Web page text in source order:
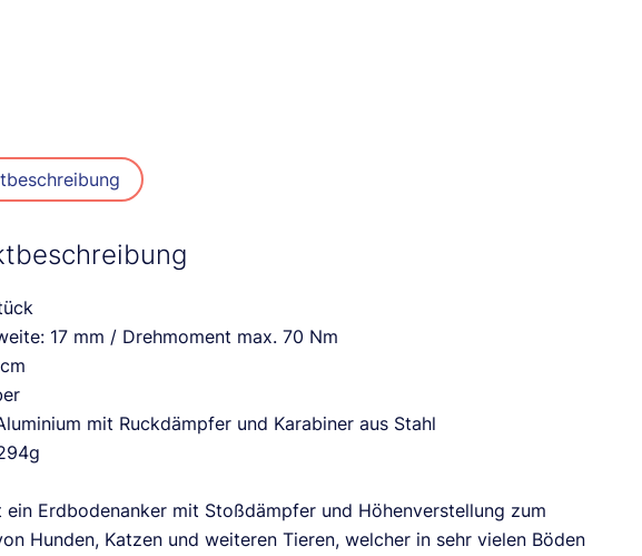
17 mm / Drehmoment max. 70 Nm
mit Ruckdämpfer und Karabiner aus Stahl
ein Erdbodenanker mit Stoßdämpfer und Höhenverstellung zum
Hunden, Katzen und weiteren Tieren, welcher in sehr vielen Böden